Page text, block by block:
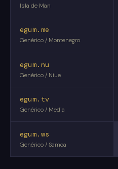
Isla de Man
egum.me
Genérico / Montenegro
egum.nu
Genérico / Niue
egum.tv
Genérico / Media
egum.ws
Genérico / Samoa